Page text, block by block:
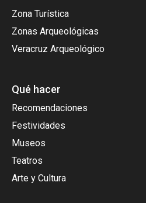
Zona Turística
Zonas Arqueológicas
Veracruz Arqueológico
Qué hacer
Recomendaciones
Festividades
Museos
Teatros
Arte y Cultura